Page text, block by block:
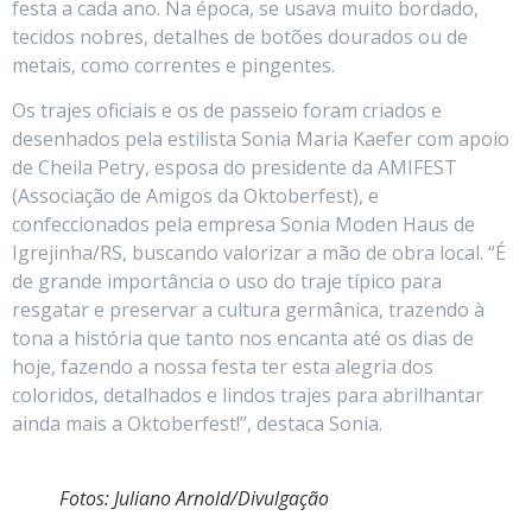
festa a cada ano. Na época, se usava muito bordado,
tecidos nobres, detalhes de botões dourados ou de
metais, como correntes e pingentes.
Os trajes oficiais e os de passeio foram criados e
desenhados pela estilista Sonia Maria Kaefer com apoio
de Cheila Petry, esposa do presidente da AMIFEST
(Associação de Amigos da Oktoberfest), e
confeccionados pela empresa Sonia Moden Haus de
Igrejinha/RS, buscando valorizar a mão de obra local. “É
de grande importância o uso do traje típico para
resgatar e preservar a cultura germânica, trazendo à
tona a história que tanto nos encanta até os dias de
hoje, fazendo a nossa festa ter esta alegria dos
coloridos, detalhados e lindos trajes para abrilhantar
ainda mais a Oktoberfest!”, destaca Sonia.
Fotos: Juliano Arnold/Divulgação